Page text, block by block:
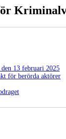
13 februari 2025
för berörda aktörer